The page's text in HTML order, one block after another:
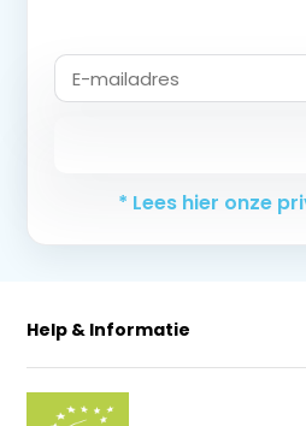
* Lees hier onze
Help & Informatie